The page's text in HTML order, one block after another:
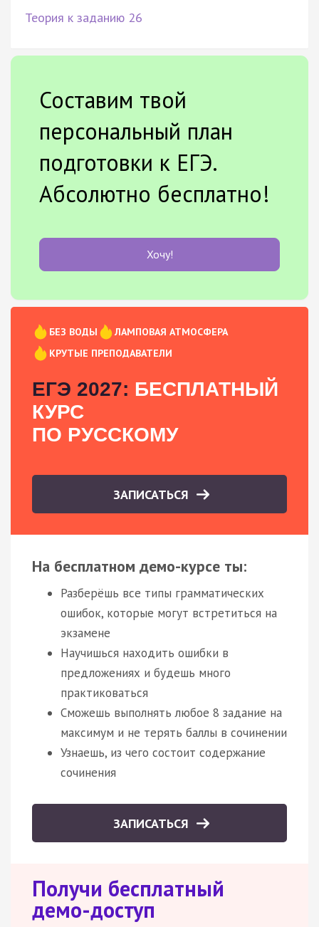
Теория к заданию 26
Составим твой
персональный план
подготовки к ЕГЭ.
Абсолютно бесплатно!
Хочу!
БЕЗ ВОДЫ
ЛАМПОВАЯ АТМОСФЕРА
КРУТЫЕ ПРЕПОДАВАТЕЛИ
ЕГЭ 2027: БЕСПЛАТНЫЙ
КУРС
ПО РУССКОМУ
ЗАПИСАТЬСЯ
На бесплатном демо-курсе ты:
Разберёшь все типы грамматических
ошибок, которые могут встретиться на
экзамене
Научишься находить ошибки в
предложениях и будешь много
практиковаться
Сможешь выполнять любое 8 задание на
максимум и не терять баллы в сочинении
Узнаешь, из чего состоит содержание
сочинения
ЗАПИСАТЬСЯ
Получи бесплатный
демо-доступ